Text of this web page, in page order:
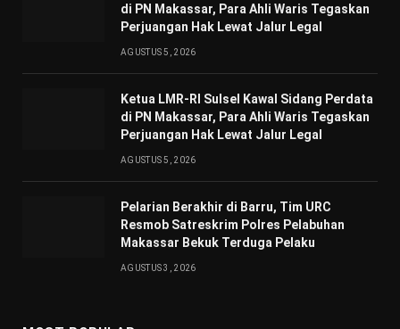
di PN Makassar, Para Ahli Waris Tegaskan
Perjuangan Hak Lewat Jalur Legal
AGUSTUS 5, 2026
Ketua LMR-RI Sulsel Kawal Sidang Perdata
di PN Makassar, Para Ahli Waris Tegaskan
Perjuangan Hak Lewat Jalur Legal
AGUSTUS 5, 2026
Pelarian Berakhir di Barru, Tim URC
Resmob Satreskrim Polres Pelabuhan
Makassar Bekuk Terduga Pelaku
AGUSTUS 3, 2026